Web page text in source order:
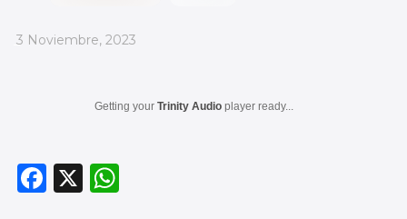
_
3 Noviembre, 2023
Getting your Trinity Audio player ready...
F
X